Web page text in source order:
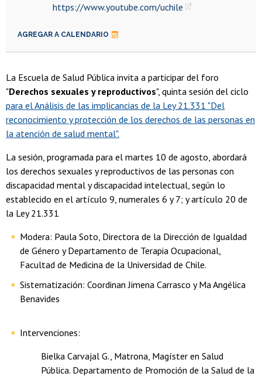
https://www.youtube.com/uchile
AGREGAR A CALENDARIO
La Escuela de Salud Pública invita a participar del foro
"Derechos sexuales y reproductivos", quinta sesión del ciclo
para el Análisis de las implicancias de la Ley 21.331 "Del
reconocimiento y protección de los derechos de las personas en
la atención de salud mental".
La sesión, programada para el martes 10 de agosto, abordará
los derechos sexuales y reproductivos de las personas con
discapacidad mental y discapacidad intelectual, según lo
establecido en el artículo 9, numerales 6 y 7; y artículo 20 de
la Ley 21.331
Modera: Paula Soto, Directora de la Dirección de Igualdad
de Género y Departamento de Terapia Ocupacional,
Facultad de Medicina de la Universidad de Chile.
Sistematización: Coordinan Jimena Carrasco y Ma Angélica
Benavides
Intervenciones:
Bielka Carvajal G., Matrona, Magíster en Salud
Pública. Departamento de Promoción de la Salud de la